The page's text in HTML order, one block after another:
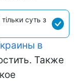
суть з
в
Также